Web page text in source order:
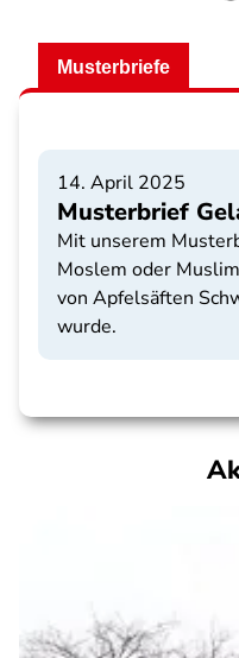
Musterbriefe
14. April 2025
Musterbrief
Mit unserem
Moslem oder
von Apfelsäften
wurde.